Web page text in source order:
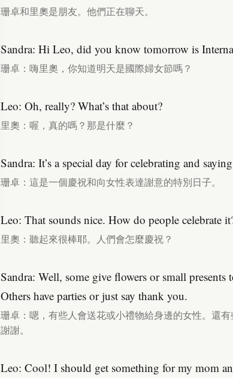
珊卓和里奧是朋友。他們正在聊天。
Sandra: Hi Leo, did you know tomorrow is
珊卓：嗨里奧，你知道明天是國際婦女節嗎？
Leo: Oh, really? What’s that about?
里奧：喔，真的嗎？那是什麼？
Sandra: It’s a special day for celebrating and
珊卓：這是一個慶祝和向女性表達謝意的特別日子。
Leo: That sounds nice. How do people celebrate
里奧：聽起來很棒耶。人們會怎麼慶祝？
Sandra: Well, some give flowers or small presents
Others have parties or just say thank you.
珊卓：嗯，有些人會送花或小禮物給身邊的女性。還
謝謝。
Leo: Cool! I should get something for my mom